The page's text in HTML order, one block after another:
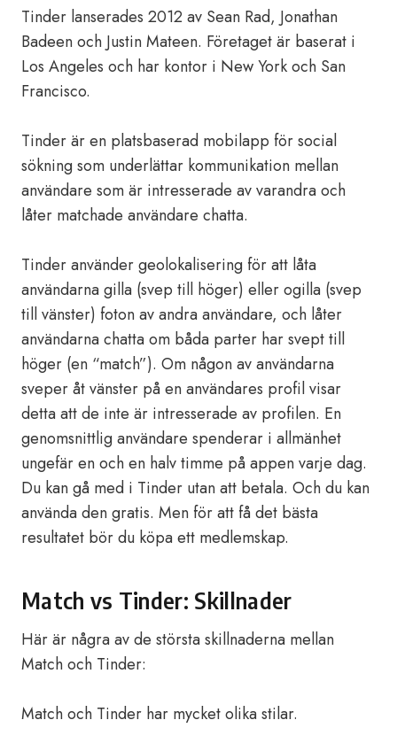
Tinder lanserades 2012 av Sean Rad, Jonathan
Badeen och Justin Mateen. Företaget är baserat i
Los Angeles och har kontor i New York och San
Francisco.
Tinder är en platsbaserad mobilapp för social
sökning som underlättar kommunikation mellan
användare som är intresserade av varandra och
låter matchade användare chatta.
Tinder använder geolokalisering för att låta
användarna gilla (svep till höger) eller ogilla (svep
till vänster) foton av andra användare, och låter
användarna chatta om båda parter har svept till
höger (en “match”). Om någon av användarna
sveper åt vänster på en användares profil visar
detta att de inte är intresserade av profilen. En
genomsnittlig användare spenderar i allmänhet
ungefär en och en halv timme på appen varje dag.
Du kan gå med i Tinder utan att betala. Och du kan
använda den gratis. Men för att få det bästa
resultatet bör du köpa ett medlemskap.
Match vs Tinder: Skillnader
Här är några av de största skillnaderna mellan
Match och Tinder:
Match och Tinder har mycket olika stilar.